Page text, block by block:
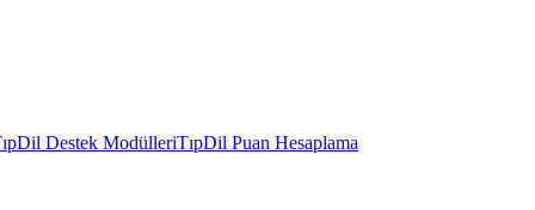
Destek ModülleriTıpDil Puan Hesaplama